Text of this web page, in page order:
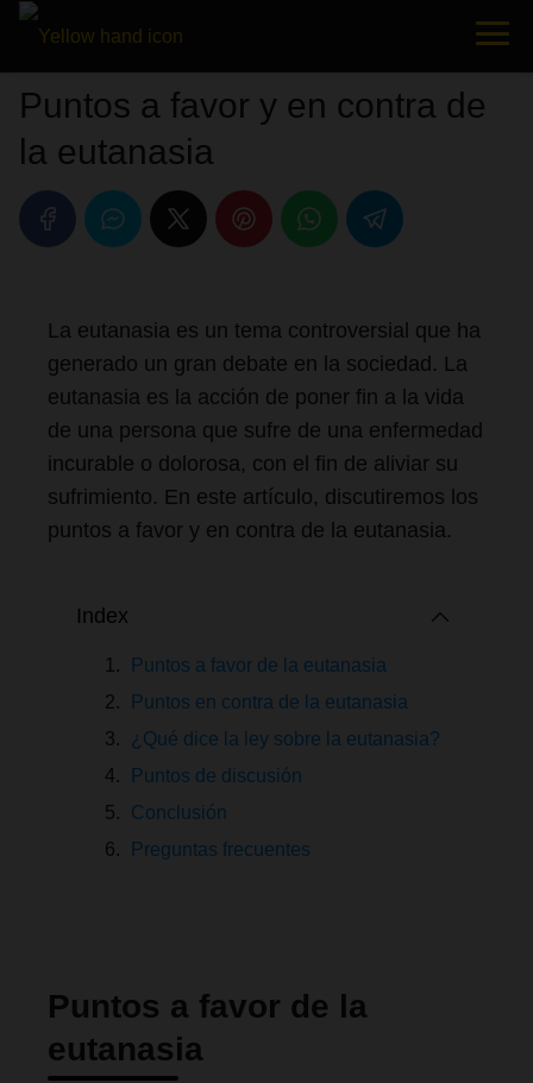
Puntos a favor y en contra de
la eutanasia
La eutanasia es un tema controversial que ha
generado un gran debate en la sociedad. La
eutanasia es la acción de poner fin a la vida
de una persona que sufre de una enfermedad
incurable o dolorosa, con el fin de aliviar su
sufrimiento. En este artículo, discutiremos los
puntos a favor y en contra de la eutanasia.
Index
Puntos a favor de la eutanasia
Puntos en contra de la eutanasia
¿Qué dice la ley sobre la eutanasia?
Puntos de discusión
Conclusión
Preguntas frecuentes
Puntos a favor de la
eutanasia